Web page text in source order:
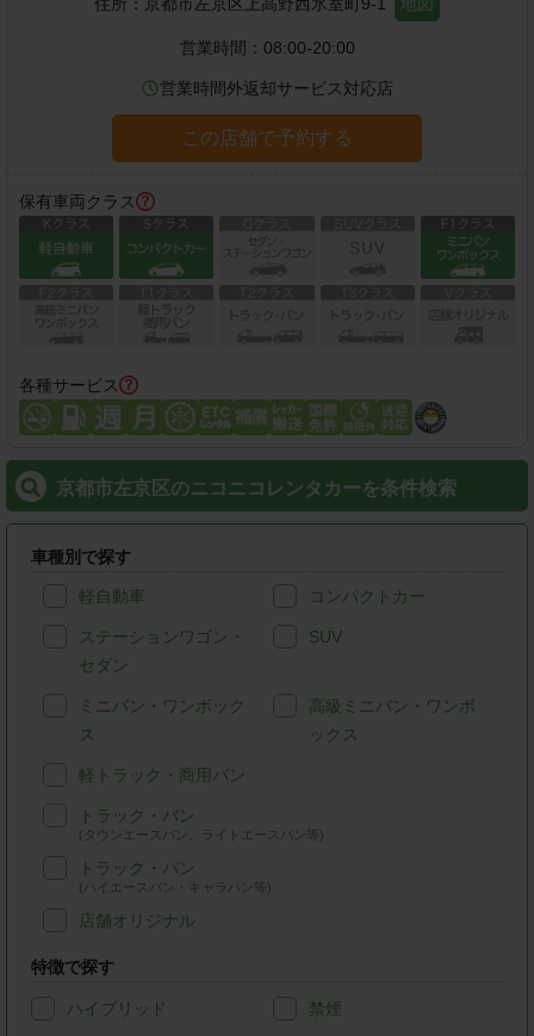
営業時間： 08:00-20:00
営業時間外返却サービス対応店
この店舗で予約する
保有車両クラス
各種サービス
京都市左京区のニコニコレンタカーを条件検索
車種別で探す
軽自動車 コンパクトカー
ステーションワゴン・
セダン
SUV
ミニバン・ワンボック
ス
高級ミニバン・ワンボ
ックス
軽トラック・商用バン
トラック・バン
(タウンエースバン、ライトエースバン等)
トラック・バン
(ハイエースバン・キャラバン等)
店舗オリジナル
特徴で探す
ハイブリッド 禁煙